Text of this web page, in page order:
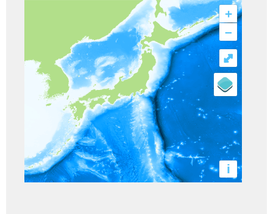
+
–
i
⤢